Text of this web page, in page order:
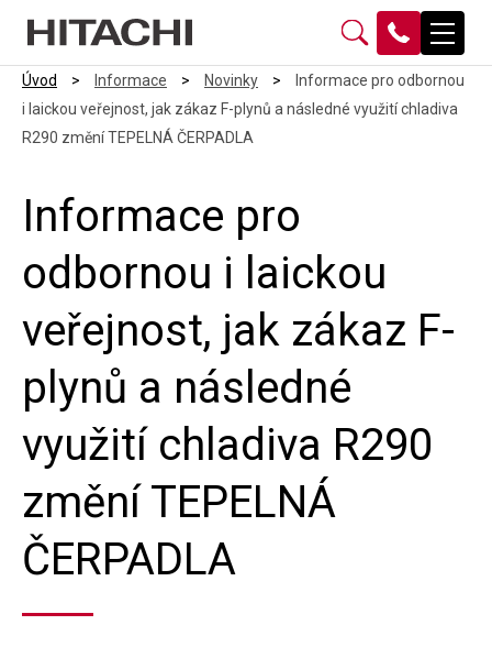
Úvod > Informace > Novinky >
Informace pro odbornou
i laickou veřejnost, jak zákaz F-plynů a následné využití chladiva
R290 změní TEPELNÁ ČERPADLA
Informace pro
odbornou i laickou
veřejnost, jak zákaz F-
plynů a následné
využití chladiva R290
změní TEPELNÁ
ČERPADLA